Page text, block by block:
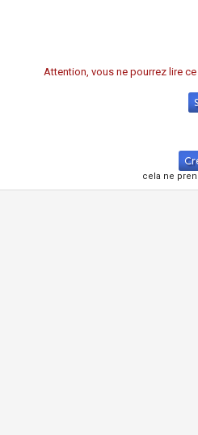
Attention, vous ne pourrez lire
cela ne